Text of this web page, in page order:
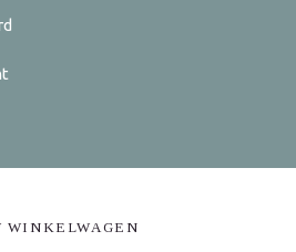
WINKELWAGEN